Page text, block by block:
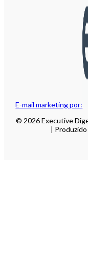
E-mail marketing por:
© 2026 Executive
|